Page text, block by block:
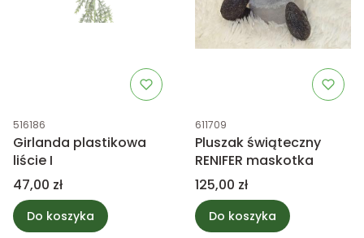
Kod produktu
516186
Girlanda plastikowa
liście I
Cena
47,00 zł
Do koszyka
Kod produktu
611709
Pluszak świąteczny
RENIFER maskotka
Cena
125,00 zł
Do koszyka